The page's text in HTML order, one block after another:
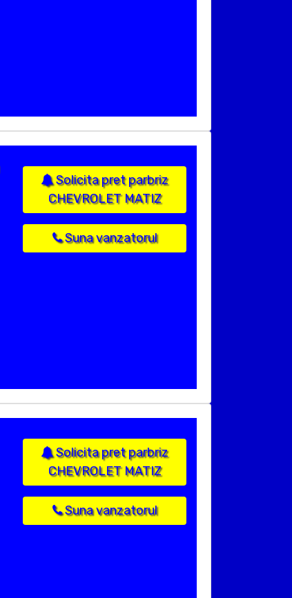
Solicita pret parbriz
CHEVROLET MATIZ
Suna vanzatorul
Solicita pret parbriz
CHEVROLET MATIZ
Suna vanzatorul